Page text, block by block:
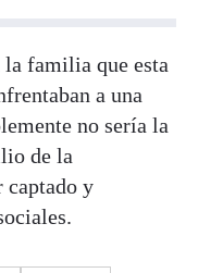
la familia que esta
a una
no sería la
de la
captado y